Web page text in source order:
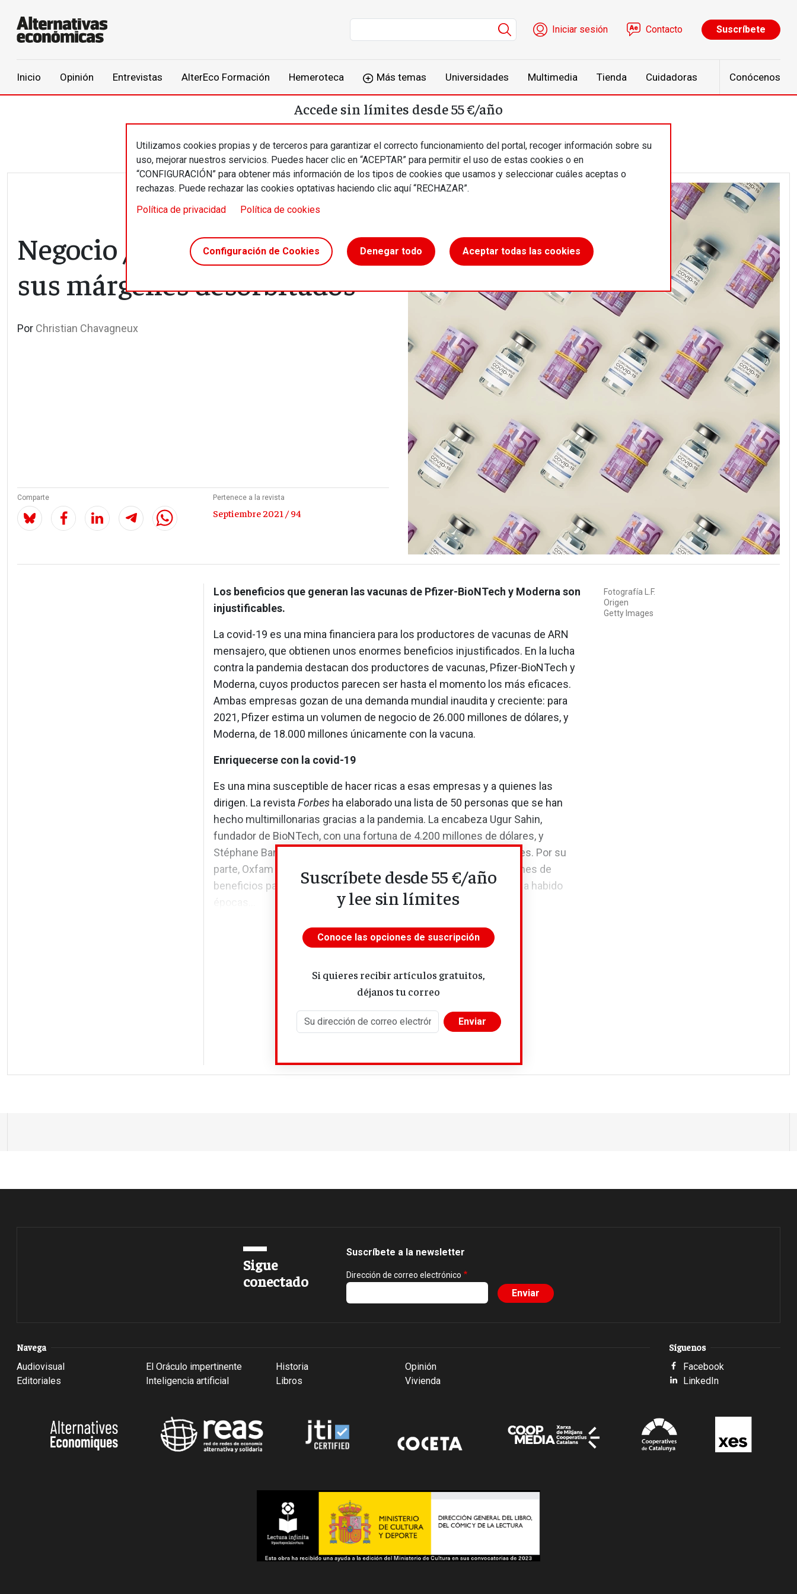
Menú de cuenta de usuario
Iniciar sesión Contacto Suscríbete
Inicio Opinión Entrevistas AlterEco Formación Hemeroteca Más temas Universidades Multimedia Tienda Cuidadoras Conócenos
Utilizamos cookies propias y de terceros para garantizar el correcto funcionamiento del portal, recoger información sobre su
uso, mejorar nuestros servicios. Puedes hacer clic en “ACEPTAR” para permitir el uso de estas cookies o en
“CONFIGURACIÓN” para obtener más información de los tipos de cookies que usamos y seleccionar cuáles aceptas o
rechazas. Puede rechazar las cookies optativas haciendo clic aquí “RECHAZAR”.
Política de privacidad
Política de cookies
Configuración de Cookies Denegar todo Aceptar todas las cookies
Accede sin límites desde 55 €/año
Negocio // Los laboratorios y
sus márgenes desorbitados
Por Christian Chavagneux
Comparte Pertenece a la revista
Septiembre 2021 / 94
Fotografía
L.F.
Origen
Getty Images
Los beneficios que generan las vacunas de Pfizer-BioNTech y Moderna son
injustificables.
La covid-19 es una mina financiera para los productores de vacunas de ARN
mensajero, que obtienen unos enormes beneficios injustificados. En la lucha
contra la pandemia destacan dos productores de vacunas, Pfizer-BioNTech y
Moderna, cuyos productos parecen ser hasta el momento los más eficaces.
Ambas empresas gozan de una demanda mundial inaudita y creciente: para
2021, Pfizer estima un volumen de negocio de 26.000 millones de dólares, y
Moderna, de 18.000 millones únicamente con la vacuna.
Enriquecerse con la covid-19
Es una mina susceptible de hacer ricas a esas empresas y a quienes las
dirigen. La revista Forbesha elaborado una lista de 50 personas que se han
hecho multimillonarias gracias a la pandemia. La encabeza Ugur Sahin,
fundador de BioNTech, con una fortuna de 4.200 millones de dólares, y
Stéphane Bancel, director ejecutivo de Moderna, con 4.100 millones. Por su
parte, Oxfam International ha estudiado las empresas: 5.000 millones de
beneficios para Moderna y 4.000 millones para Pfizer-BioNtech. ¡Ha habido
épocas...
Suscríbete desde 55 €/año
y lee sin límites
Conoce las opciones de suscripción
Si quieres recibir artículos gratuitos,
déjanos tu correo
Sigue
conectado
Suscríbete a la newsletter
Dirección de correo electrónico
Navega
Audiovisual
Editoriales
El Oráculo impertinente
Inteligencia artificial
Historia
Libros
Opinión
Vivienda
Síguenos
Facebook
LinkedIn